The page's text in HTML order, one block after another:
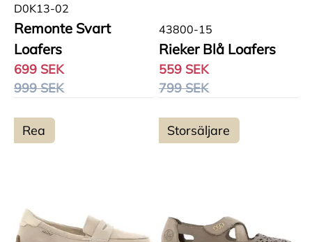
D0K13-02
Remonte Svart
Loafers
699 SEK
999 SEK
43800-15
Rieker Blå Loafers
559 SEK
799 SEK
Rea Storsäljare